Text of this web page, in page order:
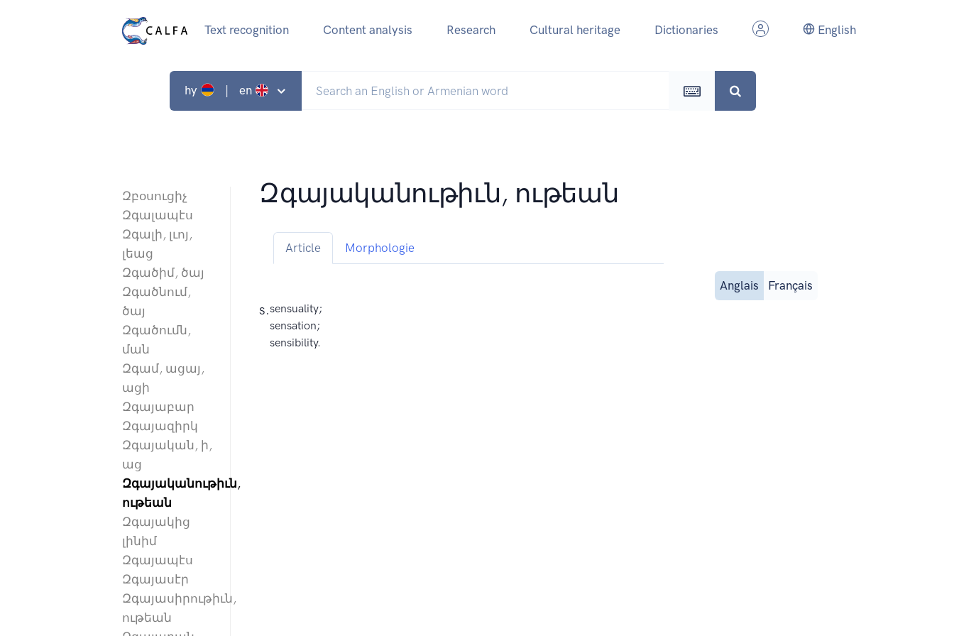
Text recognition Content analysis Research Cultural heritage Dictionaries English
hy | en
Զբօսուցիչ
Զգալապէս
Զգալի, լւոյ,
լեաց
Զգածիմ, ծայ
Զգածնում,
ծայ
Զգածումն,
ման
Զգամ, ացայ,
ացի
Զգայաբար
Զգայազիրկ
Զգայական, ի,
աց
Զգայականութիւն,
ութեան
Զգայակից
լինիմ
Զգայապէս
Զգայասէր
Զգայասիրութիւն,
ութեան
Զգայականութիւն, ութեան
Article Morphologie
Anglais Français
s.sensuality;
sensation;
sensibility.